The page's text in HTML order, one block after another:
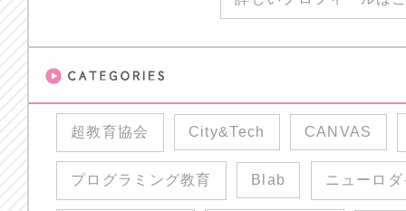
超教育協会 City&Tech CANVAS
プログラミング教育 Blab ニューロ